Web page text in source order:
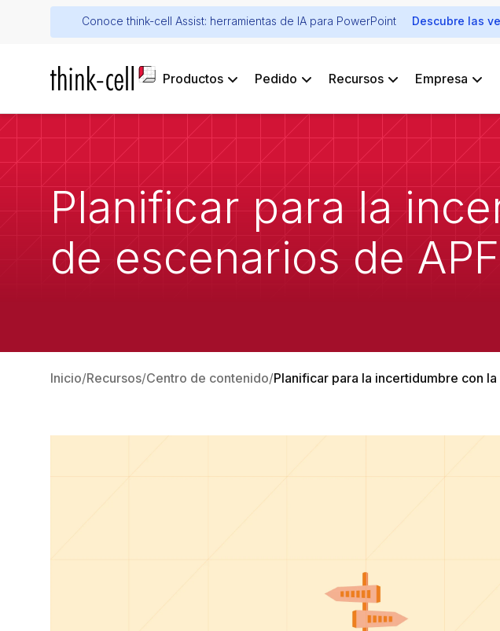
Conoce think-cell Assist: herramientas de IA para PowerPoint Descubre las
Productos Pedido Recursos Empresa
Planificar para la
de escenarios de APF
Inicio Recursos Centro de contenido Planificar para la incertidumbre con